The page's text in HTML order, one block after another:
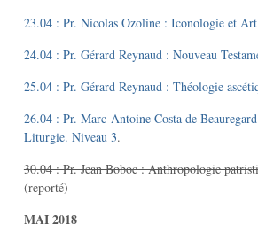
23.04 : Pr. Nicolas Ozoline : Iconologie et
24.04 : Pr. Gérard Reynaud : Nouveau
25.04 : Pr. Gérard Reynaud : Théologie
26.04 : Pr. Marc-Antoine Costa de
Liturgie. Niveau 3.
30.04 : Pr. Jean Boboc : Anthropologie
(reporté)
MAI 2018